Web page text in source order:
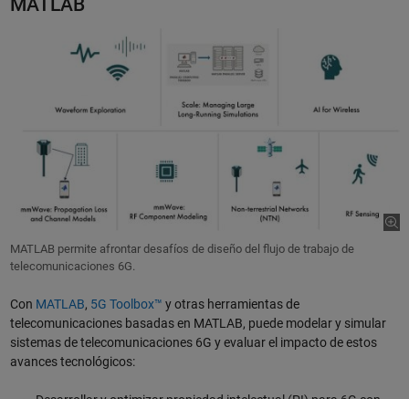
MATLAB
MATLAB permite afrontar desafíos de diseño del flujo de trabajo de
telecomunicaciones 6G.
Con MATLAB, 5G Toolbox™ y otras herramientas de
telecomunicaciones basadas en MATLAB, puede modelar y simular
sistemas de telecomunicaciones 6G y evaluar el impacto de estos
avances tecnológicos: